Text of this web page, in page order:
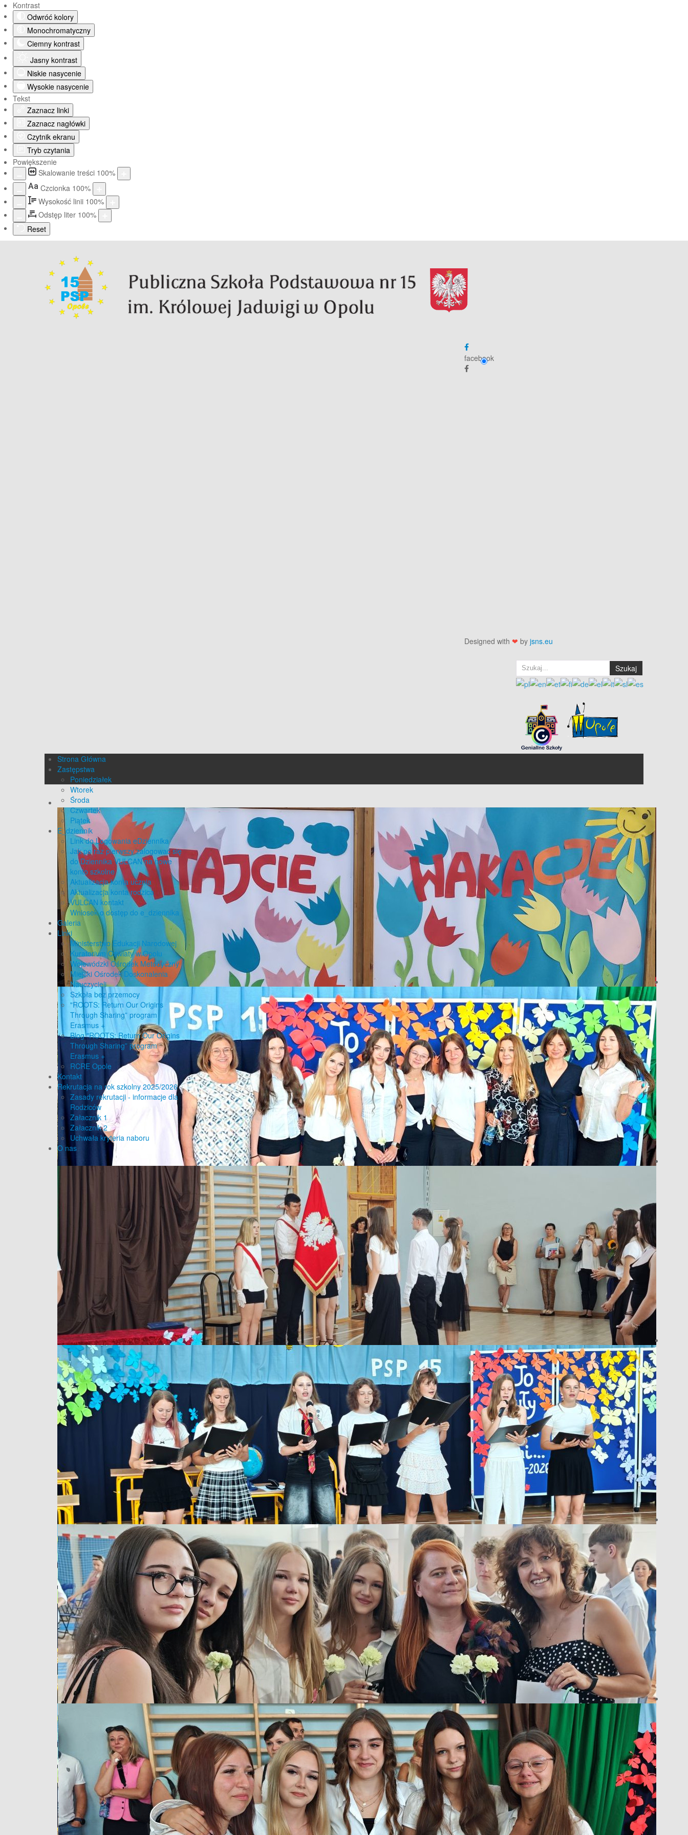
Kontrast
Odwróć kolory
Monochromatyczny
Ciemny kontrast
Jasny kontrast
Niskie nasycenie
Wysokie nasycenie
Tekst
Zaznacz linki
Zaznacz nagłówki
Czytnik ekranu
Tryb czytania
Powiększenie
Skalowanie treści 100%
Aa Czcionka 100%
Wysokość linii 100%
Odstęp liter 100%
Reset
facebook
Designed with ❤ by jsns.eu
Szukaj
Strona Główna
Zastępstwa
Poniedziałek
Wtorek
Środa
Czwartek
Piątek
E_dziennik
Link do Logowania eDziennika
Jak po raz pierwszy zalogować się
do Dziennika VULCAN na nowe
konto szkolne
Aktualizacja konta ucznia
Aktualizacja konta rodzica
VULCAN kontakt
Wniosek o dostęp do e_dziennika
Galeria
Linki
Ministerstwo Edukacji Narodowej
Kuratorium Oświaty w Opolu
Wojewódzki Ośrodek Metodyczny
Miejski Ośrodek Doskonalenia
Nauczycieli
Szkoła bez przemocy
"ROOTS: Return Our Origins
Through Sharing” program
Erasmus +
Blog "ROOTS: Return Our Origins
Through Sharing” program
Erasmus +
RCRE Opole
Kontakt
Rekrutacja na rok szkolny 2025/2026
Zasady rekrutacji - informacje dla
Rodziców
Załacznik 1
Załacznik 2
Uchwała kryteria naboru
O nas